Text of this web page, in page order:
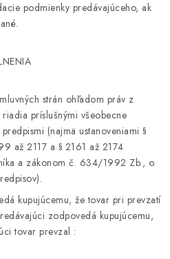
podmienky predávajúceho, ak
strán ohľadom práv z
príslušnými všeobecne
(najmä ustanoveniami §
až 2117 a § 2161 až 2174
a zákonom č. 634/1992 Zb., o.
kupujúcemu, že tovar pri prevzatí
zodpovedá kupujúcemu,
tovar prevzal :